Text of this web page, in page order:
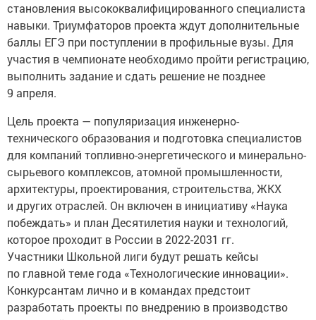
становления высококвалифицированного специалиста
навыки. Триумфаторов проекта ждут дополнительные
баллы ЕГЭ при поступлении в профильные вузы. Для
участия в чемпионате необходимо пройти регистрацию,
выполнить задание и сдать решение не позднее
9 апреля.
Цель проекта — популяризация инженерно-
технического образования и подготовка специалистов
для компаний топливно-энергетического и минерально-
сырьевого комплексов, атомной промышленности,
архитектуры, проектирования, строительства, ЖКХ
и других отраслей. Он включен в инициативу «Наука
побеждать» и план Десятилетия науки и технологий,
которое проходит в России в 2022-2031 гг.
Участники Школьной лиги будут решать кейсы
по главной теме года «Технологические инновации».
Конкурсантам лично и в командах предстоит
разработать проекты по внедрению в производство